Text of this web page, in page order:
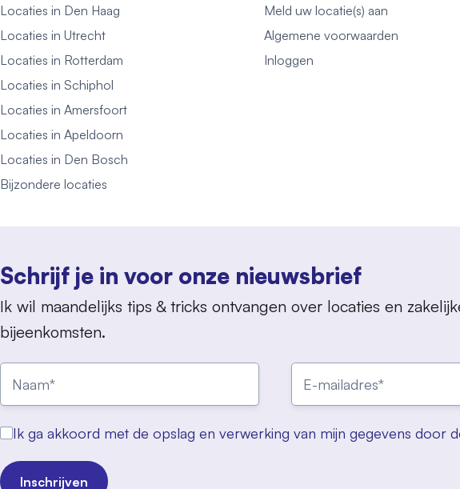
Locaties in Den Haag
Locaties in Utrecht
Locaties in Rotterdam
Locaties in Schiphol
Locaties in Amersfoort
Locaties in Apeldoorn
Locaties in Den Bosch
Bijzondere locaties
Meld uw locatie(s) aan
Algemene voorwaarden
Inloggen
Schrijf je in voor onze nieuwsbrief
Ik wil maandelijks tips & tricks ontvangen over locaties en
bijeenkomsten.
Ik ga akkoord met de opslag en verwerking van mijn gegevens door
Inschrijven